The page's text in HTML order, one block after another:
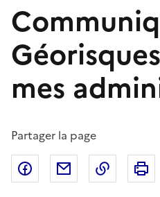
mes
Partager la page
Partager sur Facebook
Partager parCopier